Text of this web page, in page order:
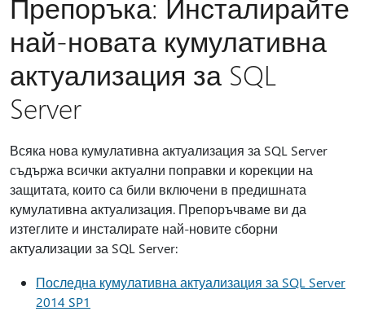
Препоръка: Инсталирайте
най-новата кумулативна
актуализация за SQL
Server
Всяка нова кумулативна актуализация за SQL Server
съдържа всички актуални поправки и корекции на
защитата, които са били включени в предишната
кумулативна актуализация. Препоръчваме ви да
изтеглите и инсталирате най-новите сборни
актуализации за SQL Server:
Последна кумулативна актуализация за SQL Server
2014 SP1